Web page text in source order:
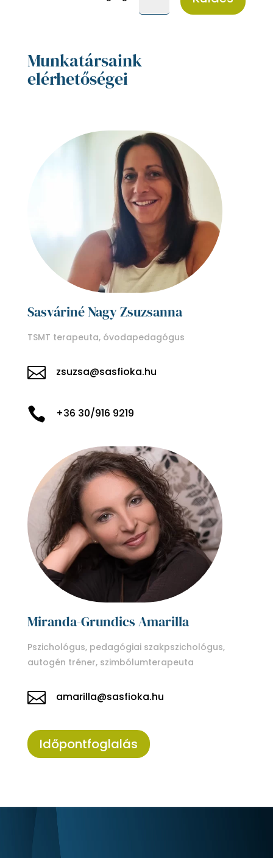
Munkatársaink
elérhetőségei
Sasváriné Nagy Zsuzsanna
TSMT terapeuta, óvodapedagógus
 zsuzsa@sasfioka.hu
 +36 30/916 9219
Miranda-Grundics Amarilla
Pszichológus, pedagógiai szakpszichológus,
autogén tréner, szimbólumterapeuta
 amarilla@sasfioka.hu
Időpontfoglalás